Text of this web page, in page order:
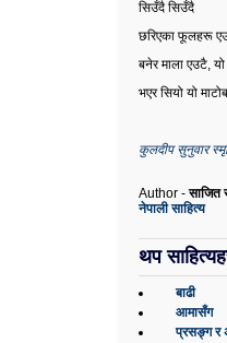
सिउँदै सिउँदै
छरिएका फूलहरू
बनेर माला एउटै,
भएर सियो यो
कुलदीप सुनुवार
Author -साजित
नेपाली साहित्य
थप
बाढी
आमासँग
प्रसङ्ग र